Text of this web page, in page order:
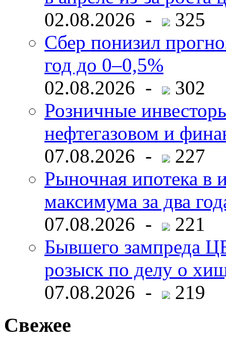
02.08.2026 -
325
Сбер понизил
год до 0–0,5%
02.08.2026 -
302
Розничные
нефтегазовом и
07.08.2026 -
227
Рыночная ипотека в
максимума за два
07.08.2026 -
221
Бывшего зампреда
розыск по делу о
07.08.2026 -
219
Свежее